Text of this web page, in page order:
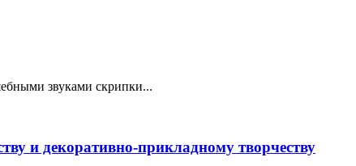
звуками скрипки...
и декоративно-прикладному творчеству